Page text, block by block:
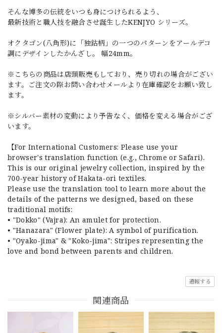
そんな博多の伝統をいつも身につけられるよう、
最新技術と職人技を融合させ誕生したKENJYO シリーズ。
オクタゴン(八角形)に「独鈷柄」の一つのパターンをアールデコ
調にデザインしたかんざし。 幅24mm。
※こちらの商品は店頭販売もしており、売り切れの場合がござい
ます。ご注文の際お問い合わせメールより在庫確認をお願い致し
ます。
※シルバー素材の変動により予告なく、価格を変える場合がござ
います。
【For International Customers: Please use your
browser's translation function (e.g., Chrome or Safari).
This is our original jewelry collection, inspired by the
700-year history of Hakata-ori textiles.
Please use the translation tool to learn more about the
details of the patterns we designed, based on these
traditional motifs:
• "Dokko" (Vajra): An amulet for protection.
• "Hanazara" (Flower plate): A symbol of purification.
• "Oyako-jima" & "Koko-jima": Stripes representing the
love and bond between parents and children.
通報する
関連商品